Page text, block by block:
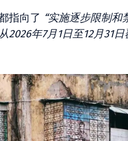
指向了 “实施逐步限制和
2026年7月1日至12月31